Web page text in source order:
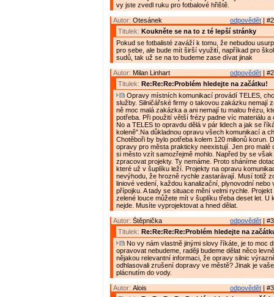
vy jste zvedl ruku pro fotbalové hřiště.
odpovědět |
Autor: Otesánek
Titulek: Koukněte se na to z té lepší stránky
Pokud se fotbalisté zaváží k tomu, že nebudou
pro sebe, ale bude mít širší využití, napříkad pro
sudů, tak už se na to budeme zase dívat jinak
odpovědět |
Autor: Milan Linhart
Titulek: Re:Re:Re:Problém hledejte na začátku!
Opravy místních komunikací provádí TELES,
služby. Silničářské firmy o takovou zakázku nemají
ně moc malá zakázka a ani nemají tu malou frézu,
potřeba. Při použití větší frézy padne víc materiálu a
No a TELES to opravdu dělá v pár lidech a jak se
koleně".Na důkladnou opravu všech komunikací a
Chotěboři by bylo potřeba kolem 120 milionů korun.
opravy pro města prakticky neexistují. Jen pro malé
si město vzít samozřejmě mohlo. Napřed by se
zpracovat projekty. Ty nemáme. Proto sháníme
které už v šuplíku leží. Projekty na opravu
nevýhodu, že hrozně rychle zastarávají. Musí totiž
liniové vedení, každou kanalizační, plynovodní nebo
přípojku. A tady se situace mění velmi rychle.
zelené louce můžete mít v šuplíku třeba deset let. U
nejde. Musíte vyprojektovat a hned dělat.
odpovědět |
Autor: Štěpnička
Titulek: Re:Re:Re:Re:Problém hledejte na
No vy nám vlastně jinými slovy říkáte, je to moc
opravovat nebudeme, raději budeme dělat něco
nějakou relevantní informaci, že opravy silnic
odhlasovali zrušení dopravy ve městě? Jinak je
plácnutím do vody.
odpovědět |
Autor: Alois